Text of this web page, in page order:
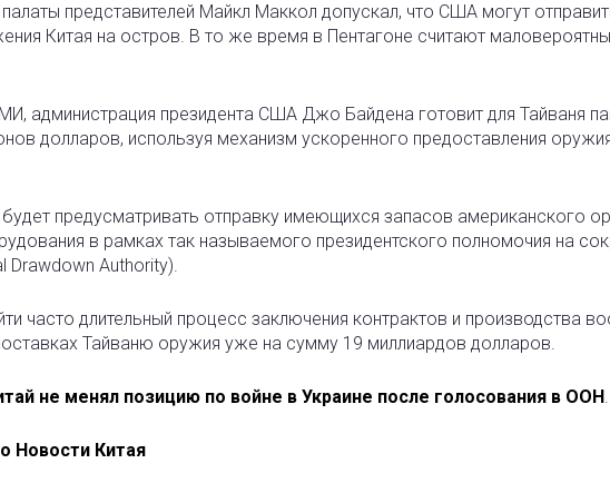
представителей Майкл Маккол допускал, что США могут
Китая на остров. В то же время в Пентагоне считают
администрация президента США Джо Байдена готовит для Тайваня
долларов, используя механизм ускоренного предоставления
предусматривать отправку имеющихся запасов американского
в рамках так называемого президентского полномочия на
Drawdown Authority).
часто длительный процесс заключения контрактов и производства
Тайваню оружия уже на сумму 19 миллиардов долларов.
не менял позицию по войне в Украине после голосования в ООН.
Новости Китая